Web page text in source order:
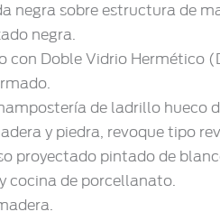
negra sobre estructura de
negra.
con Doble Vidrio Hermético
de ladrillo hueco
y piedra, revoque tipo
proyectado pintado de
cocina de porcellanato.